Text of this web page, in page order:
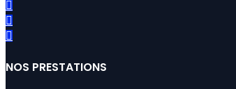
NOS PRESTATIONS